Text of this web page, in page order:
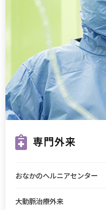
専門外来
おなかのヘルニアセンター
大動脈治療外来